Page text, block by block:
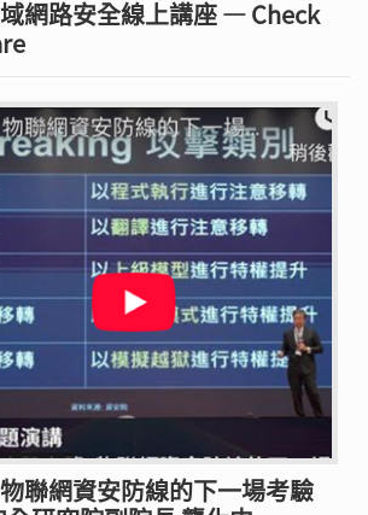
網路安全線上講座 — Check
聯網資安防線的下一場考驗